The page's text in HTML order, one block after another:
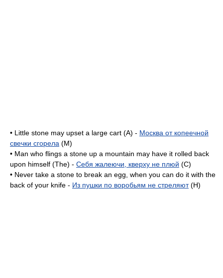
• Little stone may upset a large cart (A) - Москва от копеечной
свечки сгорела (M)
• Man who flings a stone up a mountain may have it rolled back
upon himself (The) - Себя жалеючи, кверху не плюй (C)
• Never take a stone to break an egg, when you can do it with the
back of your knife - Из пушки по воробьям не стреляют(H)